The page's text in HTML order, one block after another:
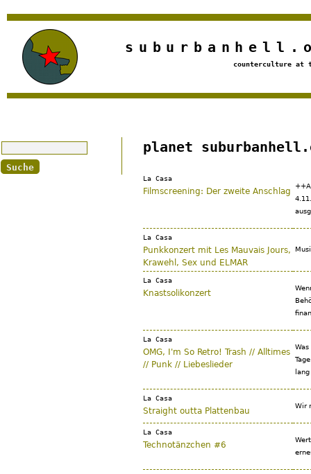
Jump to navigation
counterculture at
planet
La Casa
Filmscreening: Der zweite Anschlag
La Casa
Punkkonzert mit Les Mauvais Jours,
Krawehl, Sex und ELMAR
La Casa
Knastsolikonzert
La Casa
OMG, I'm So Retro! Trash // Alltimes
// Punk // Liebeslieder
La Casa
Straight outta Plattenbau
Wir
La Casa
Technotänzchen #6
Suche